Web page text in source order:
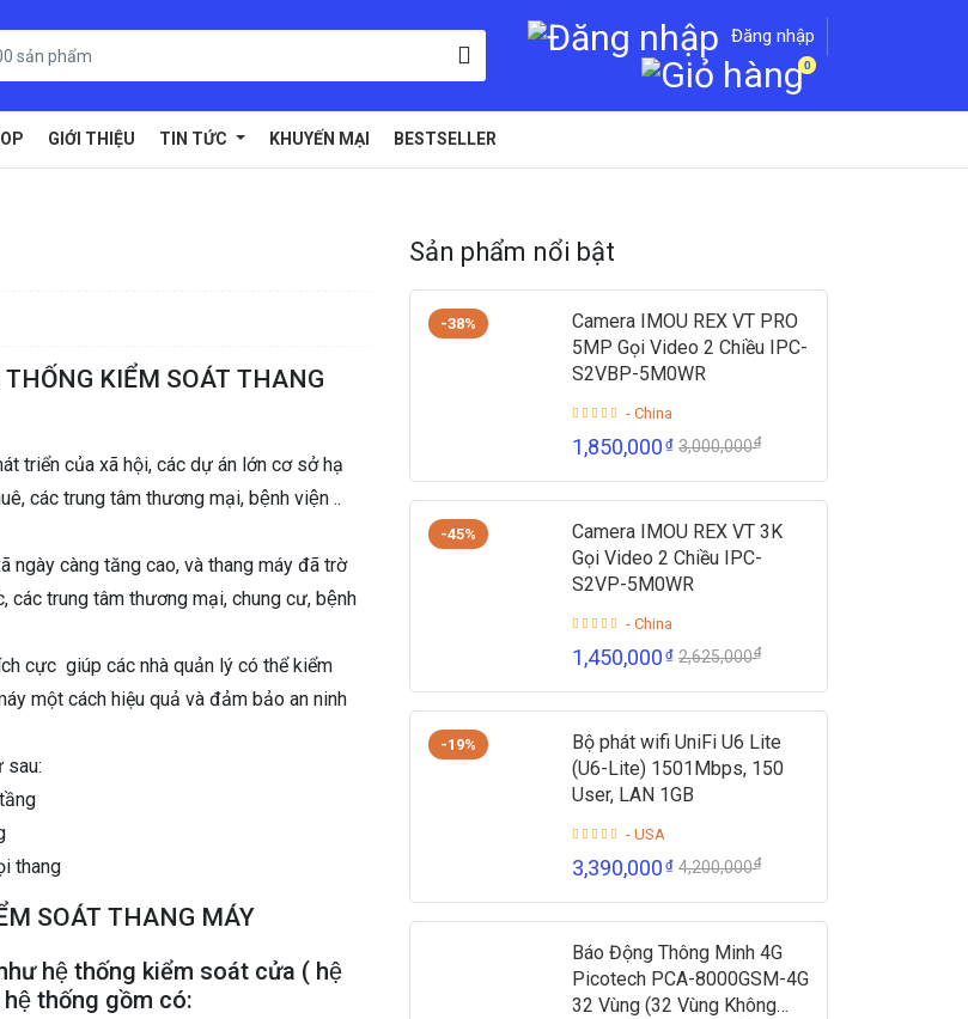
Đăng nhập
0
GIỚI THIỆU TIN TỨC KHUYẾN MẠI BESTSELLER
KIỂM SOÁT THANG
triển của xã hội, các dự án lớn cơ sở hạ
các trung tâm thương mại, bệnh viện ..
ngày càng tăng cao, và thang máy đã trờ
các trung tâm thương mại, chung cư, bệnh
cực giúp các nhà quản lý có thể kiểm
một cách hiệu quả và đảm bảo an ninh
sau:
thang
SOÁT THANG MÁY
hệ thống kiểm soát cửa ( hệ
thống gồm có:
Sản phẩm nổi bật
-38%
Camera IMOU REX VT PRO
5MP Gọi Video 2 Chiều IPC-
S2VBP-5M0WR
- China
1,850,000₫ 3,000,000₫
-45%
Camera IMOU REX VT 3K
Gọi Video 2 Chiều IPC-
S2VP-5M0WR
- China
1,450,000₫ 2,625,000₫
-19%
Bộ phát wifi UniFi U6 Lite
(U6-Lite) 1501Mbps, 150
User, LAN 1GB
- USA
3,390,000₫ 4,200,000₫
Báo Động Thông Minh 4G
Picotech PCA-8000GSM-4G
32 Vùng (32 Vùng Không